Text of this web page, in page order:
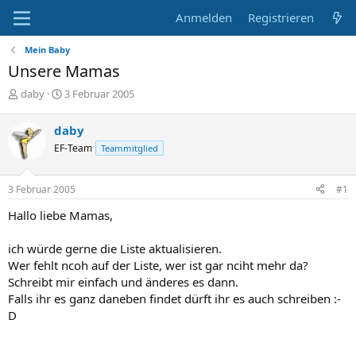
Anmelden Registrieren
Mein Baby
Unsere Mamas
E
t
e
l
e
daby
E
t
e
l
t
m
3 Februar 2005
daby
EF-Team Teammitglied
3 Februar 2005 #1
Hallo liebe Mamas,
ich würde gerne die Liste aktualisieren.
Wer fehlt ncoh auf der Liste, wer ist gar nciht mehr da?
Schreibt mir einfach und änderes es dann.
Falls ihr es ganz daneben findet dürft ihr es auch schreiben :-
D